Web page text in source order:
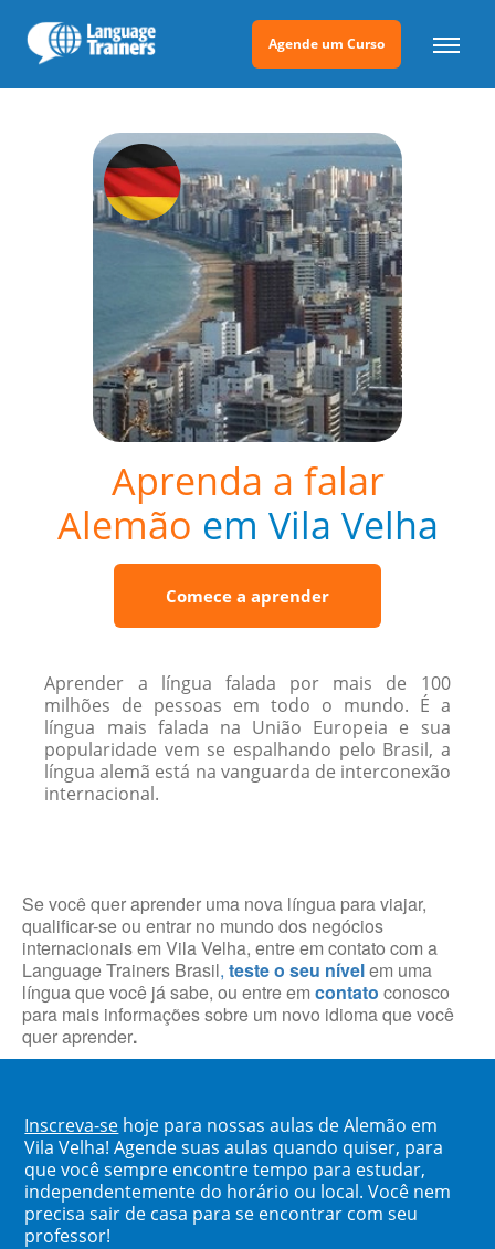
Agende um Curso
Aprenda a falar
Alemão em Vila Velha
Comece a aprender
Aprender a língua falada por mais de 100
milhões de pessoas em todo o mundo. É a
língua mais falada na União Europeia e sua
popularidade vem se espalhando pelo Brasil, a
língua alemã está na vanguarda de interconexão
internacional.
Se você quer aprender uma nova língua para viajar,
qualificar-se ou entrar no mundo dos negócios
internacionais em Vila Velha, entre em contato com a
Language Trainers Brasil, teste o seu nívelem uma
língua que você já sabe, ou entre em contato conosco
para mais informações sobre um novo idioma que você
quer aprender.
Inscreva-se hoje para nossas aulas de Alemão em
Vila Velha! Agende suas aulas quando quiser, para
que você sempre encontre tempo para estudar,
independentemente do horário ou local. Você nem
precisa sair de casa para se encontrar com seu
professor!